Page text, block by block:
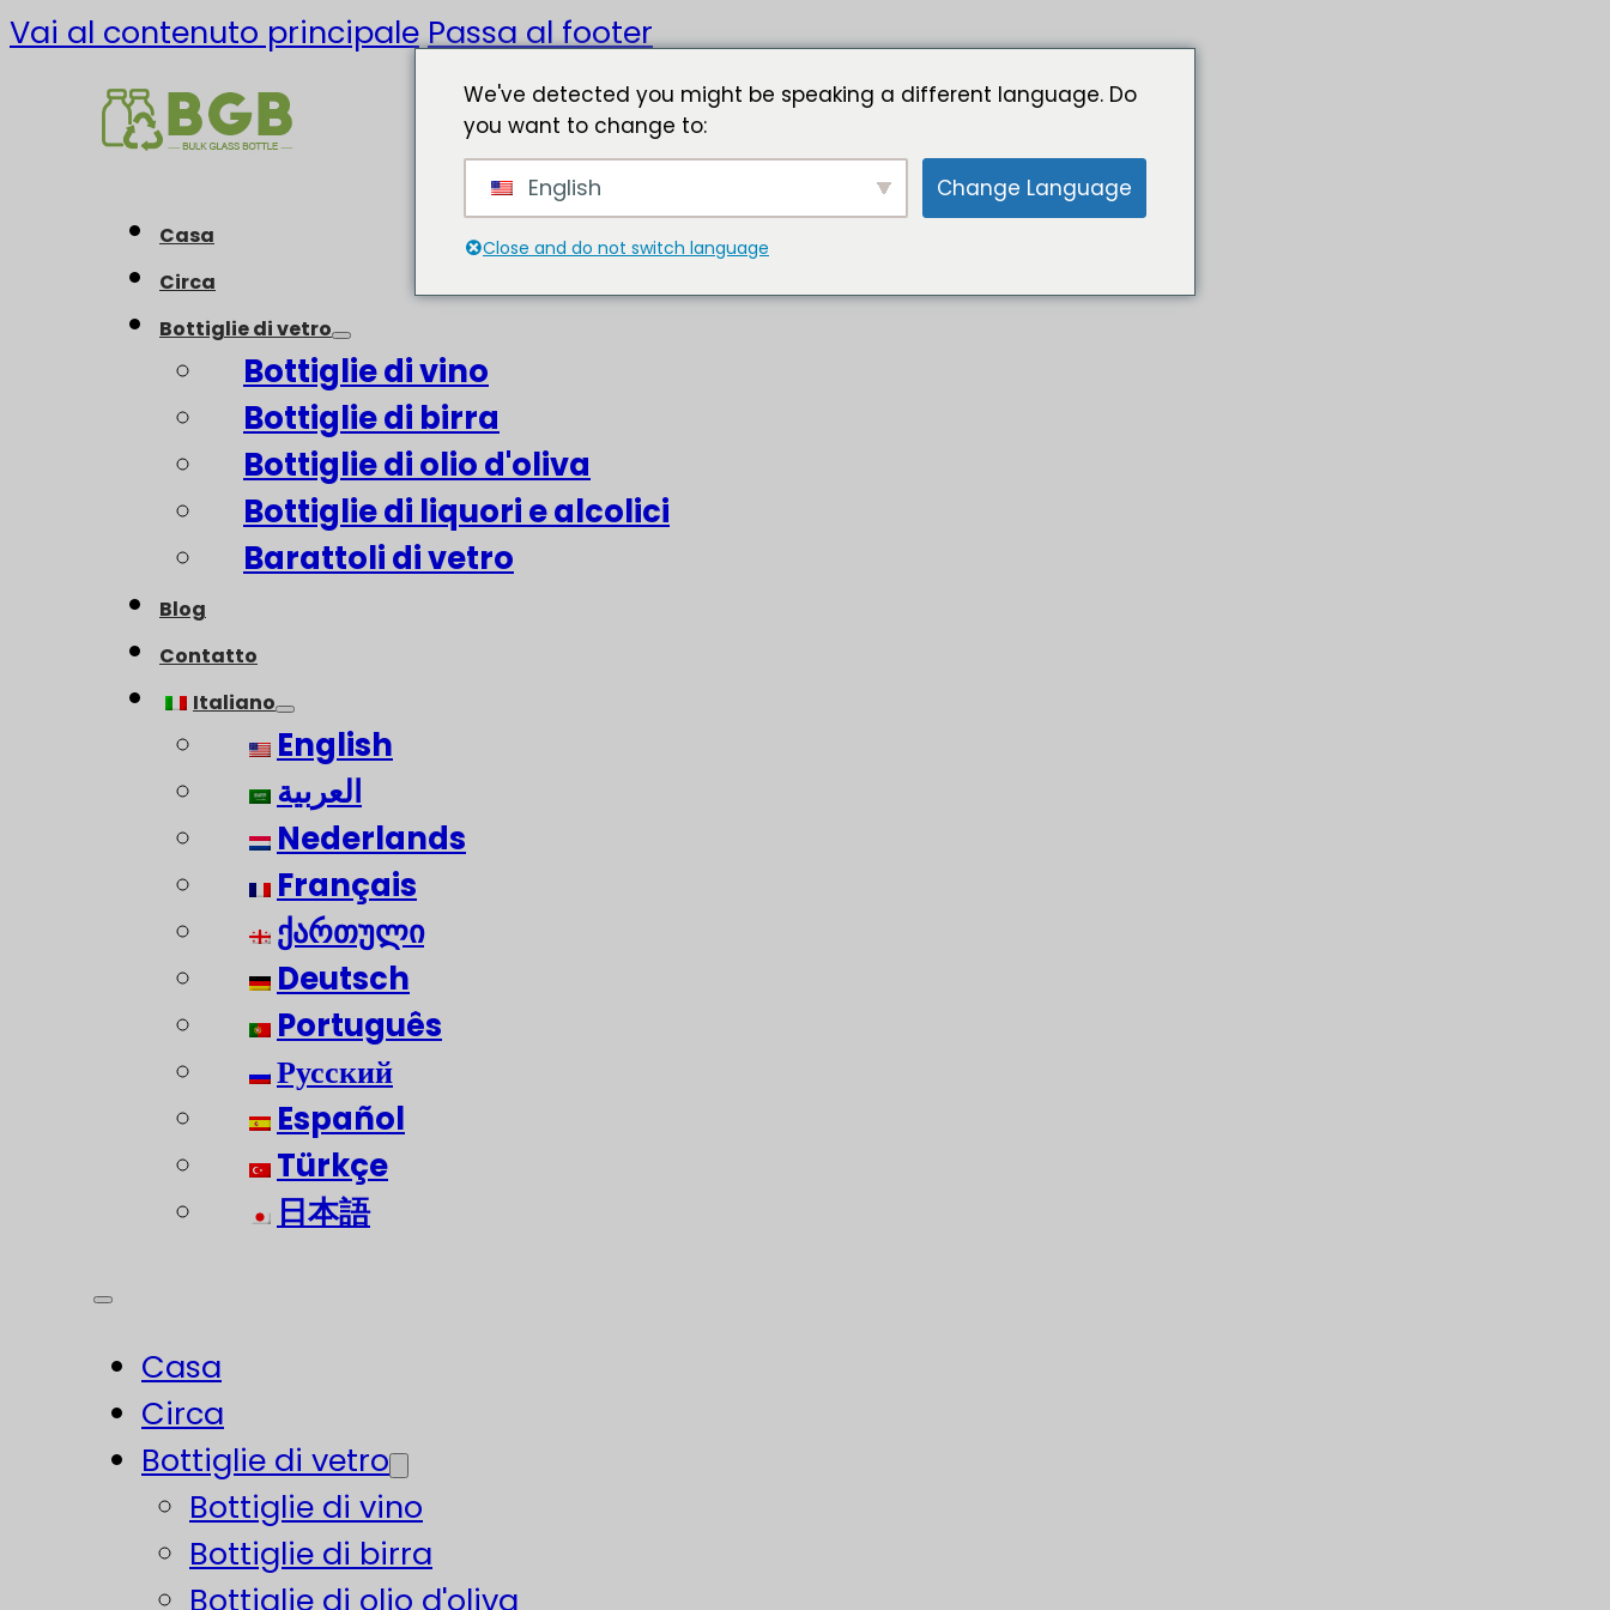
Vai al contenuto principalePassa al footer
Casa
Circa
Bottiglie di vetro
Bottiglie di vino
Bottiglie di birra
Bottiglie di olio d'oliva
Bottiglie di liquori e alcolici
Barattoli di vetro
Blog
Contatto
Italiano
English
العربية
Nederlands
Français
ქართული
Deutsch
Português
Русский
Español
Türkçe
日本語
Casa
Circa
Bottiglie di vetro
Bottiglie di vino
Bottiglie di birra
Bottiglie di olio d'oliva
We've detected you might be speaking a different language. Do
you want to change to:
English Change Language
Close and do not switch language